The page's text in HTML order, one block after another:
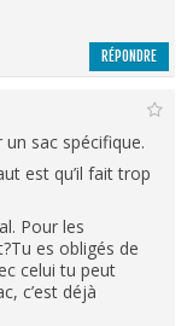
RÉPONDRE
sac spécifique.
est qu’il fait trop
Pour les
es obligés de
celui tu peut
c’est déjà